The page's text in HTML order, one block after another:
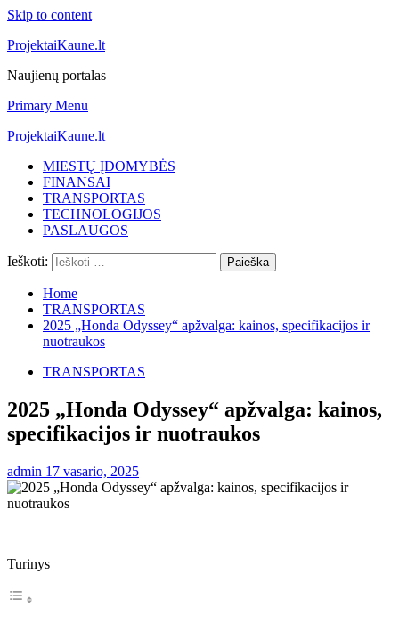
Skip to content
ProjektaiKaune.lt
Naujienų portalas
Primary Menu
ProjektaiKaune.lt
MIESTŲ ĮDOMYBĖS
FINANSAI
TRANSPORTAS
TECHNOLOGIJOS
PASLAUGOS
Ieškoti:
Home
TRANSPORTAS
2025 „Honda Odyssey“ apžvalga: kainos, specifikacijos ir
nuotraukos
TRANSPORTAS
2025 „Honda Odyssey“ apžvalga: kainos,
specifikacijos ir nuotraukos
admin 17 vasario, 2025
Turinys